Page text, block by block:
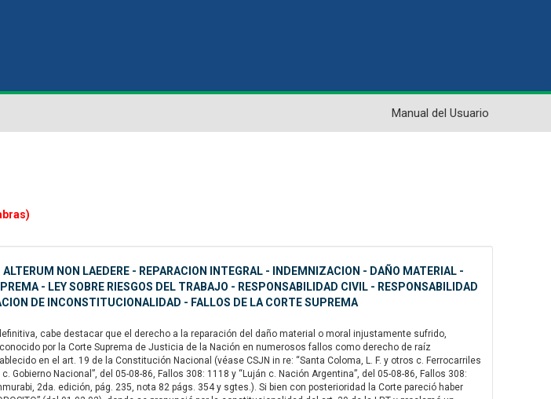
Manual del Usuario
ALTERUM NON LAEDERE - REPARACION INTEGRAL - INDEMNIZACION - DAÑO MATERIAL -
- LEY SOBRE RIESGOS DEL TRABAJO - RESPONSABILIDAD CIVIL - RESPONSABILIDAD
DE INCONSTITUCIONALIDAD - FALLOS DE LA CORTE SUPREMA
cabe destacar que el derecho a la reparación del daño material o moral injustamente sufrido,
por la Corte Suprema de Justicia de la Nación en numerosos fallos como derecho de raíz
en el art. 19 de la Constitución Nacional (véase CSJN in re: “Santa Coloma, L. F. y otros c. Ferrocarriles
Gobierno Nacional”, del 05-08-86, Fallos 308: 1118 y “Luján c. Nación Argentina”, del 05-08-86, Fallos 308:
2da. edición, pág. 235, nota 82 págs. 354 y sgtes.). Si bien con posterioridad la Corte pareció haber